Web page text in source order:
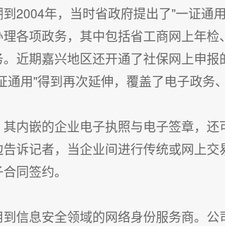
2004年，当时省政府提出了"一证通
各项政务，其中包括省工商网上年
近期嘉兴地区还开通了社保网上申
用"得到再次延伸，覆盖了电子政务
内嵌的企业电子执照与电子签章，
诉记者，当企业间进行传统或网上交
同签约。
信息安全领域的网络身份服务商。